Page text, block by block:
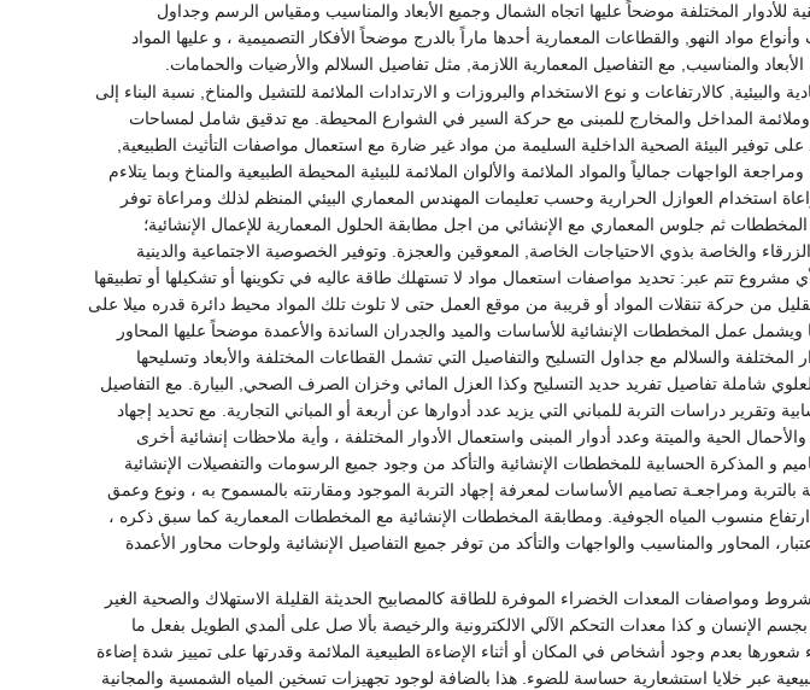
للأدوار المختلفة موضحاً عليها اتجاه الشمال وجميع الأبعاد والمناسيب ومقياس الرسم وجداول
مواد النهو, والقطاعات المعمارية أحدها ماراً بالدرج موضحاً الأفكار التصميمية ، و عليها المواد
والمناسيب, مع التفاصيل المعمارية اللازمة, مثل تفاصيل السلالم والأرضيات والحمامات.
والبيئية, كالارتفاعات و نوع الاستخدام والبروزات و الارتدادات الملائمة للتشيل والمناخ, نسبة البناء إلى
المداخل والمخارج للمبنى مع حركة السير في الشوارع المحيطة. مع تدقيق شامل لمساحات
توفير البيئة الصحية الداخلية السليمة من مواد غير ضارة مع استعمال مواصفات التأثيث الطبيعية,
الواجهات جمالياً والمواد الملائمة والألوان الملائمة للبيئية المحيطة الطبيعية والمناخ وبما يتلاءم
استخدام العوازل الحرارية وحسب تعليمات المهندس المعماري البيئي المنظم لذلك ومراعاة توفر
ثم جلوس المعماري مع الإنشائي من اجل مطابقة الحلول المعمارية للإعمال الإنشائية؛
والخاصة بذوي الاحتياجات الخاصة, المعوقين والعجزة. وتوفير الخصوصية الاجتماعية والدينية
مشروع تتم عبر: تحديد مواصفات استعمال مواد لا تستهلك طاقة عاليه في تكوينها أو تشكيلها أو تطبيقها
من حركة تنقلات المواد أو قريبة من موقع العمل حتى لا تلوث تلك المواد محيط دائرة قدره ميلا على
ويشمل عمل المخططات الإنشائية للأساسات والميد والجدران الساندة والأعمدة موضحاً عليها المحاور
والسلالم مع جداول التسليح والتفاصيل التي تشمل القطاعات المختلفة والأبعاد وتسليحها
شاملة تفاصيل تفريد حديد التسليح وكذا العزل المائي وخزان الصرف الصحي, البيارة. مع التفاصيل
وتقرير دراسات التربة للمباني التي يزيد عدد أدوارها عن أربعة أو المباني التجارية. مع تحديد إجهاد
الحية والميتة وعدد أدوار المبنى واستعمال الأدوار المختلفة ، وأية ملاحظات إنشائية أخرى
و المذكرة الحسابية للمخططات الإنشائية والتأكد من وجود جميع الرسومات والتفصيلات الإنشائية
ومراجعـة تصاميم الأساسات لمعرفة إجهاد التربة الموجود ومقارنته بالمسموح به ، ونوع وعمق
منسوب المياه الجوفية. ومطابقة المخططات الإنشائية مع المخططات المعمارية كما سبق ذكره ،
المحاور والمناسيب والواجهات والتأكد من توفر جميع التفاصيل الإنشائية ولوحات محاور الأعمدة
ومواصفات المعدات الخضراء الموفرة للطاقة كالمصابيح الحديثة القليلة الاستهلاك والصحية الغير
الإنسان و كذا معدات التحكم الآلي الالكترونية والرخيصة بألا صل على ألمدي الطويل بفعل ما
بعدم وجود أشخاص في المكان أو أثناء الإضاءة الطبيعية الملائمة وقدرتها على تمييز شدة إضاءة
عبر خلايا استشعارية حساسة للضوء. هذا بالضافة لوجود تجهيزات تسخين المياه الشمسية والمجانية